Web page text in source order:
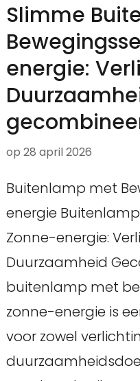
Slimme
energie:
op 28 april 2026
Buitenlamp met
energie
Zonne-energie:
Duurzaamheid
buitenlamp met
zonne-energie is
voor zowel